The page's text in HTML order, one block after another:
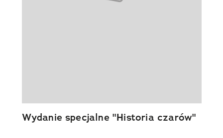
Wydanie specjalne "Historia czarów"